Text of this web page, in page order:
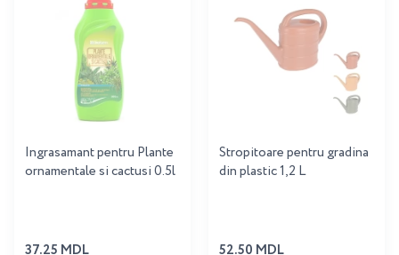
Ingrasamant pentru Plante
ornamentale si cactusi 0.5l
37.25 MDL
Stropitoare pentru gradina
din plastic 1,2 L
52.50 MDL